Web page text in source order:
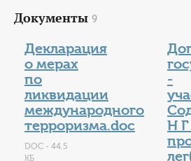
КАТАЛОГ УСЛУГ
СЛУЖБА ПО КОНТРАКТУ
Документы 9
Декларация
о мерах
по
ликвидации
международного
терроризма.doc
DOC - 44.5
КБ
-
Н